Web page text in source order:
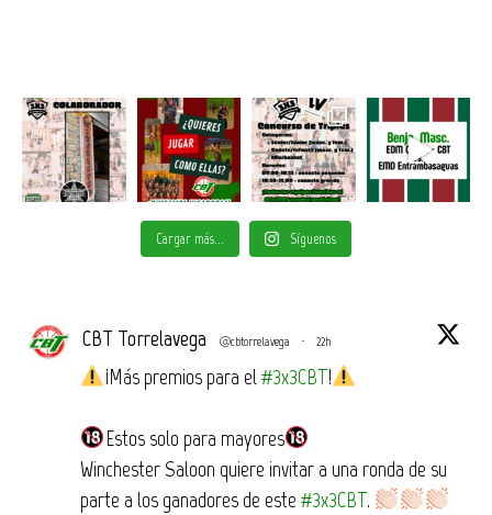
Cargar más... Síguenos
CBT Torrelavega @cbtorrelavega · 22h
¡Más premios para el#3x3CBT!
Estos solo para mayores
Winchester Saloon quiere invitar a una ronda de su
parte a los ganadores de este #3x3CBT.